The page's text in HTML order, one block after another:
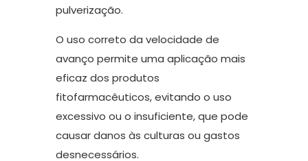
pulverização.
O uso correto da velocidade de
avanço permite uma aplicação mais
eficaz dos produtos
fitofarmacêuticos, evitando o uso
excessivo ou o insuficiente, que pode
causar danos às culturas ou gastos
desnecessários.